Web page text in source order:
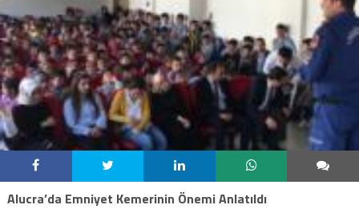
Alucra’da Emniyet Kemerinin Önemi Anlatıldı